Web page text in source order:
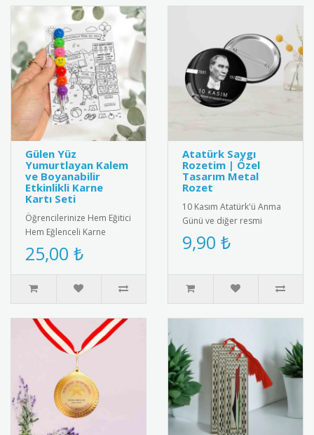
Gülen Yüz
Yumurtlayan Kalem
ve Boyanabilir
Etkinlikli Karne
Kartı Seti
Öğrencilerinize Hem Eğitici
Hem Eğlenceli Karne
Hediyesi: Gülen Yüz
Yumurtlayan Kalem ve
İnteraktif ..
25,00 ₺
Atatürk Saygı
Rozetim | Özel
Tasarım Metal
Rozet
10 Kasım Atatürk'ü Anma
Günü ve diğer resmi
törenler için özel olarak
tasarlanmış metal saygı
9,90 ₺